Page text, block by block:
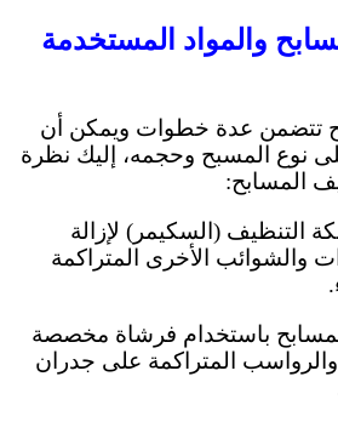
والمواد المستخدمة
تتضمن عدة خطوات ويمكن أن
نوع المسبح وحجمه، إليك نظرة
المسابح:
التنظيف (السكيمر) لإزالة
والشوائب الأخرى المتراكمة
باستخدام فرشاة مخصصة
والرواسب المتراكمة على جدران